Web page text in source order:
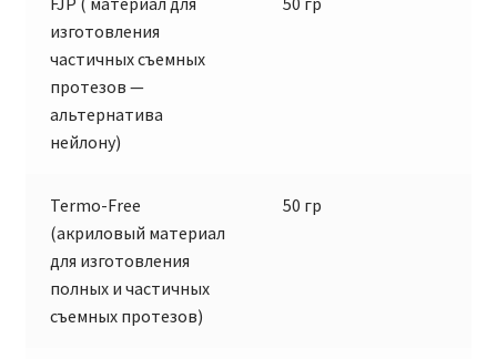
изготовления
частичных съемных
протезов —
альтернатива
нейлону)
Termo-Free
(акриловый материал
для изготовления
полных и частичных
съемных протезов)
50 гр